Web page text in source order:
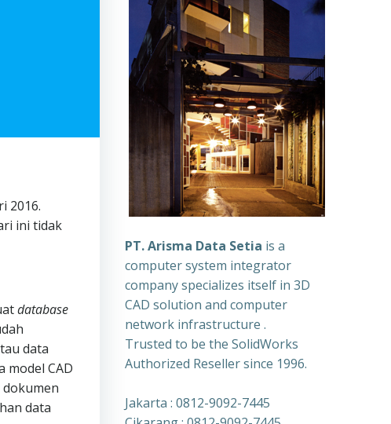
2016.
ini tidak
database
data
model CAD
data
PT. Arisma Data Setia is a
computer system integrator
company specializes itself in 3D
CAD solution and computer
network infrastructure .
Trusted to be the SolidWorks
Authorized Reseller since 1996.
Jakarta : 0812-9092-7445